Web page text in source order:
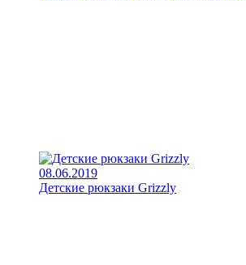
08.06.2019
Детские рюкзаки Grizzly